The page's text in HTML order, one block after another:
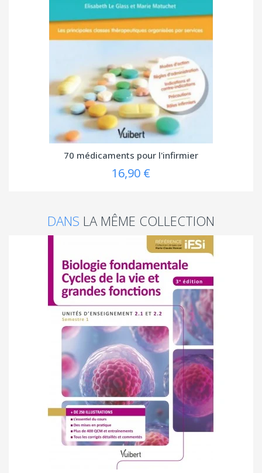
70 médicaments pour l'infirmier
16,90 €
DANS LA MÊME COLLECTION